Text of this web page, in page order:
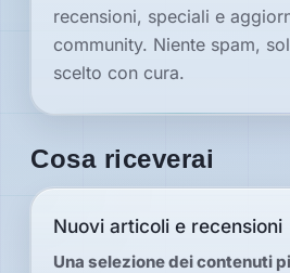
News
Guide
Classici
giocabili
oggi
recensioni, speciali e
community. Niente spam,
scelto con cura.
Cosa riceverai
Nuovi articoli e recensioni
Una selezione dei contenuti